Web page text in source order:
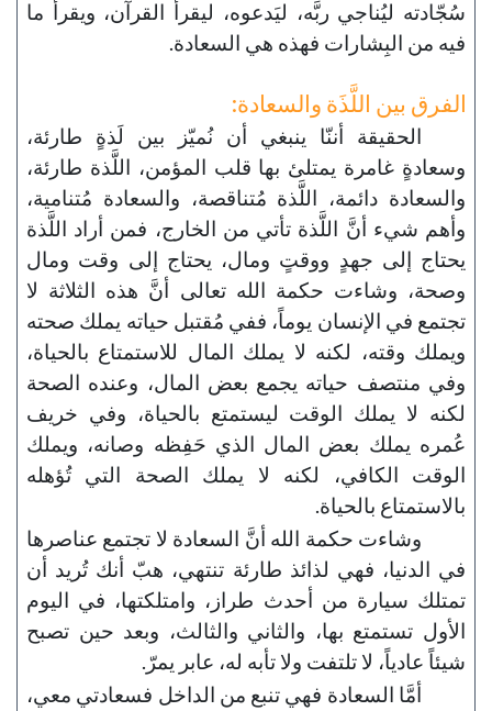
سُجّادته ليُناجي ربَّه، ليَدعوه، ليقرأ القرآن، ويقرأ ما
فيه من البِشارات فهذه هي السعادة.
الفرق بين اللَّذَة والسعادة:
الحقيقة أننّا ينبغي أن نُميّز بين لَذةٍ طارئة،
وسعادةٍ غامرة يمتلئ بها قلب المؤمن، اللَّذة طارئة،
والسعادة دائمة، اللَّذة مُتناقصة، والسعادة مُتنامية،
وأهم شيء أنَّ اللَّذة تأتي من الخارج، فمن أراد اللَّذة
يحتاج إلى جهدٍ ووقتٍ ومال، يحتاج إلى وقت ومال
وصحة، وشاءت حكمة الله تعالى أنَّ هذه الثلاثة لا
تجتمع في الإنسان يوماً، ففي مُقتبل حياته يملك صحته
ويملك وقته، لكنه لا يملك المال للاستمتاع بالحياة،
وفي منتصف حياته يجمع بعض المال، وعنده الصحة
لكنه لا يملك الوقت ليستمتع بالحياة، وفي خريف
عُمره يملك بعض المال الذي حَفِظه وصانه، ويملك
الوقت الكافي، لكنه لا يملك الصحة التي تُؤهله
بالاستمتاع بالحياة.
وشاءت حكمة الله أنَّ السعادة لا تجتمع عناصرها
في الدنيا، فهي لذائذ طارئة تنتهي، هبّ أنك تُريد أن
تمتلك سيارة من أحدث طراز، وامتلكتها، في اليوم
الأول تستمتع بها، والثاني والثالث، وبعد حين تصبح
شيئاً عادياً، لا تلتفت ولا تأبه له، عابر يمرّ.
أمَّا السعادة فهي تنبع من الداخل فسعادتي معي،